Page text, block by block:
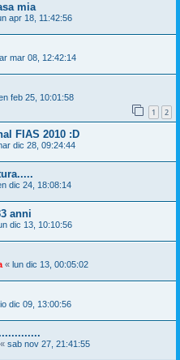
mia
apr 18, 11:42:56
mar 08, 12:42:14
feb 25, 10:01:58
1 2
FIAS 2010 :D
dic 28, 09:24:44
dic 24, 18:08:14
anni
dic 13, 10:10:56
« lun dic 13, 00:05:02
dic 09, 13:00:56
« sab nov 27, 21:41:55